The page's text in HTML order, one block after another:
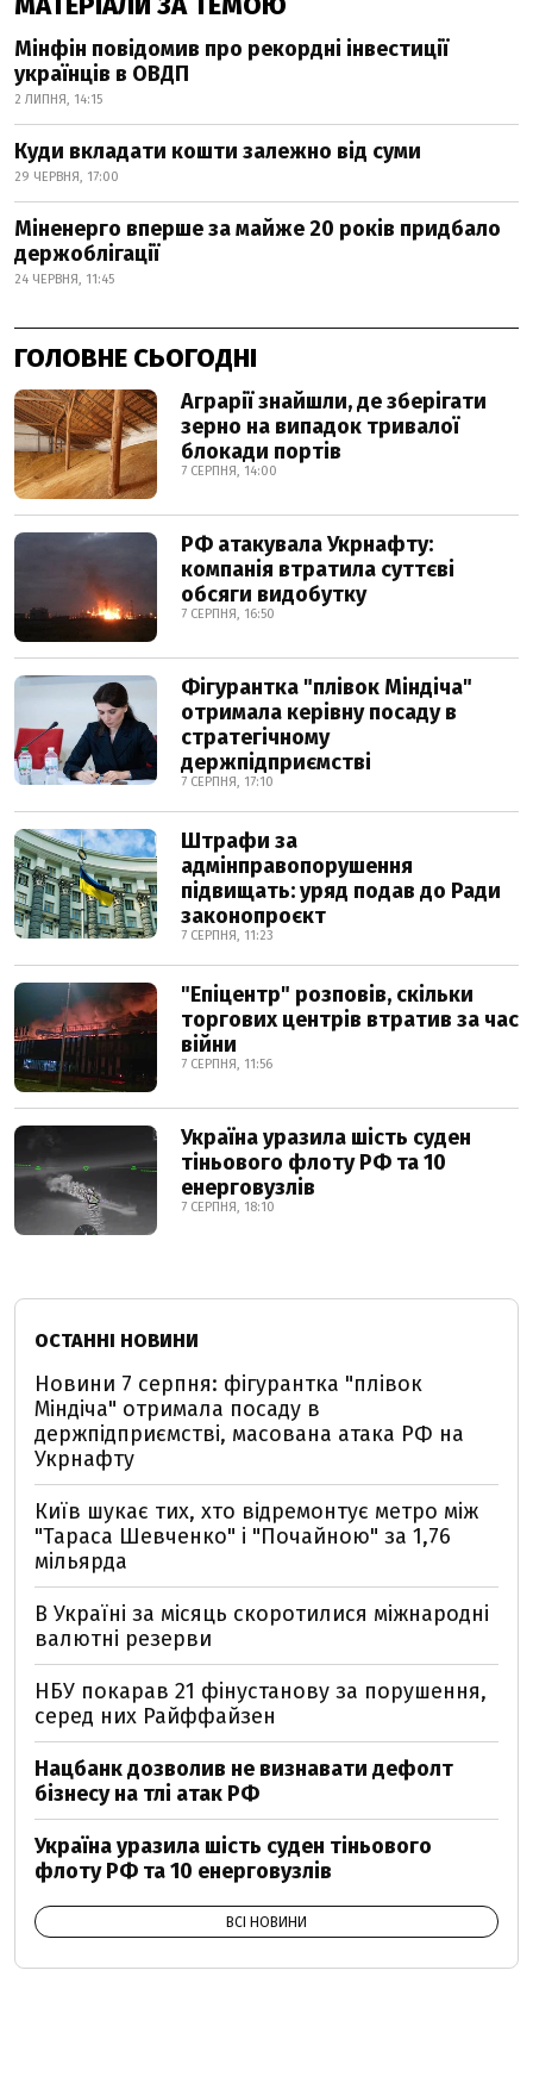
Мінфін повідомив про рекордні інвестиції
українців в ОВДП
2 ЛИПНЯ, 14:15
Куди вкладати кошти залежно від суми
29 ЧЕРВНЯ, 17:00
Міненерго вперше за майже 20 років придбало
держоблігації
24 ЧЕРВНЯ, 11:45
ГОЛОВНЕ СЬОГОДНІ
Аграрії знайшли, де зберігати
зерно на випадок тривалої
блокади портів
7 СЕРПНЯ, 14:00
РФ атакувала Укрнафту:
компанія втратила суттєві
обсяги видобутку
7 СЕРПНЯ, 16:50
Фігурантка "плівок Міндіча"
отримала керівну посаду в
стратегічному
держпідприємстві
7 СЕРПНЯ, 17:10
Штрафи за
адмінправопорушення
підвищать: уряд подав до Ради
законопроєкт
7 СЕРПНЯ, 11:23
"Епіцентр" розповів, скільки
торгових центрів втратив за час
війни
7 СЕРПНЯ, 11:56
Україна уразила шість суден
тіньового флоту РФ та 10
енерговузлів
7 СЕРПНЯ, 18:10
ОСТАННІ НОВИНИ
Новини 7 серпня: фігурантка "плівок
Міндіча" отримала посаду в
держпідприємстві, масована атака РФ на
Укрнафту
Київ шукає тих, хто відремонтує метро між
"Тараса Шевченко" і "Почайною" за 1,76
мільярда
В Україні за місяць скоротилися міжнародні
валютні резерви
НБУ покарав 21 фінустанову за порушення,
серед них Райффайзен
Нацбанк дозволив не визнавати дефолт
бізнесу на тлі атак РФ
Україна уразила шість суден тіньового
флоту РФ та 10 енерговузлів
ВСІ НОВИНИ